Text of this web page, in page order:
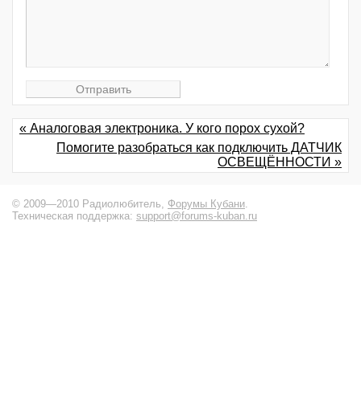
« Аналоговая электроника. У кого порох сухой?
Помогите разобраться как подключить ДАТЧИК
ОСВЕЩЁННОСТИ »
© 2009—2010 Радиолюбитель, Форумы Кубани.
Техническая поддержка: support@forums-kuban.ru